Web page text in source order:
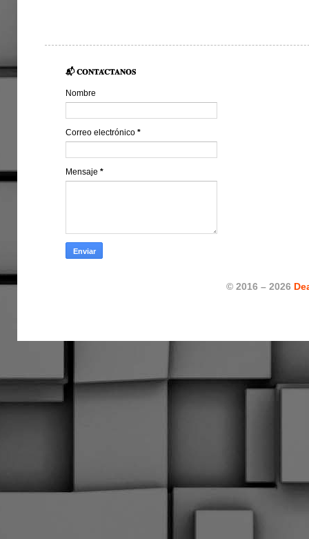
📬 𝐂𝐎𝐍𝐓𝐀́𝐂𝐓𝐀𝐍𝐎𝐒
Nombre
Correo electrónico *
Mensaje *
© 2016 – 2026